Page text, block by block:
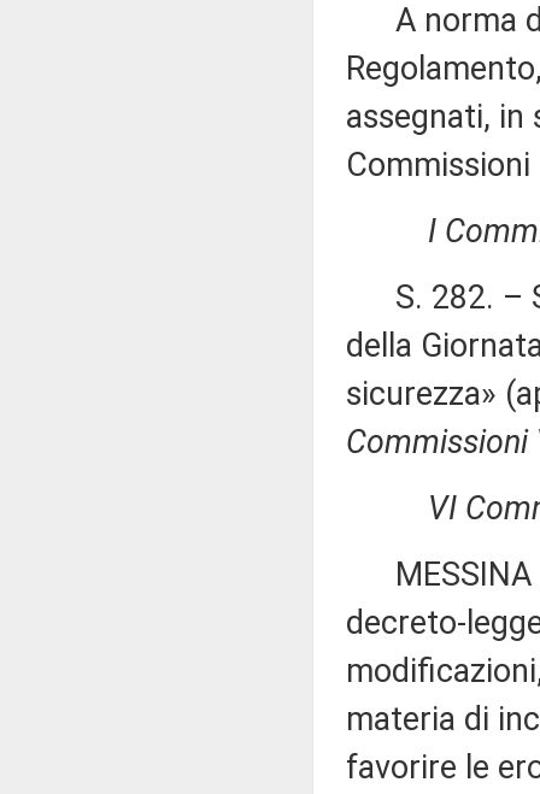
A norma
assegnati, in
I
S. 282. –
della
sicurezza»
Commissioni
VI
MESSINA
decreto-
materia di
favorire le